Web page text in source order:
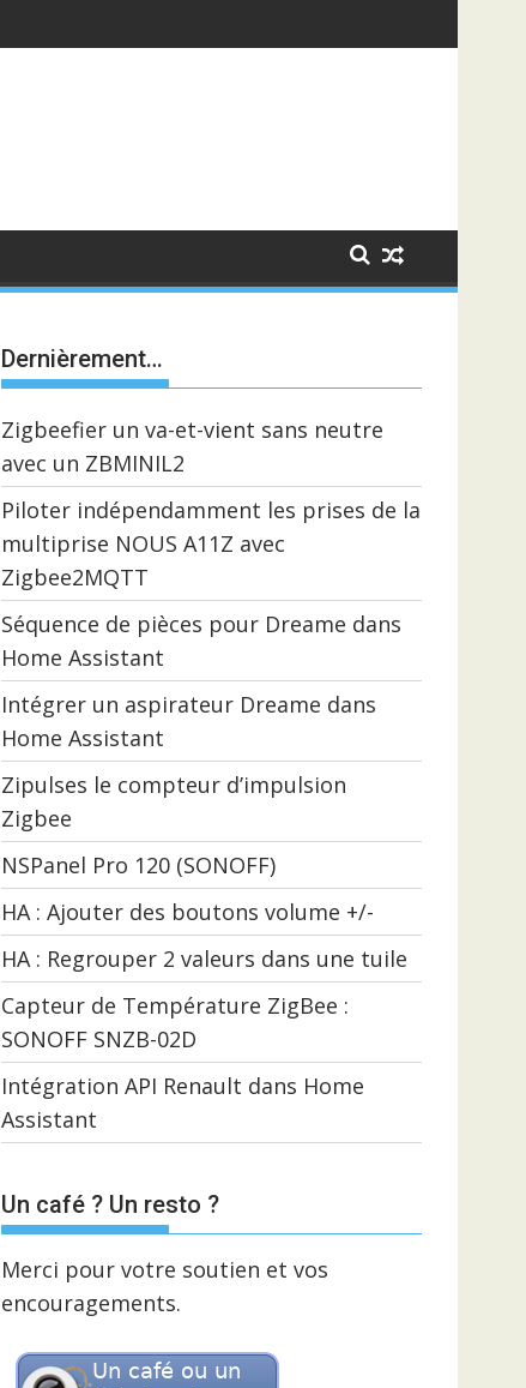
Dernièrement…
Zigbeefier un va-et-vient sans neutre
avec un ZBMINIL2
Piloter indépendamment les prises de la
multiprise NOUS A11Z avec
Zigbee2MQTT
Séquence de pièces pour Dreame dans
Home Assistant
Intégrer un aspirateur Dreame dans
Home Assistant
Zipulses le compteur d’impulsion
Zigbee
NSPanel Pro 120 (SONOFF)
HA : Ajouter des boutons volume +/-
HA : Regrouper 2 valeurs dans une tuile
Capteur de Température ZigBee :
SONOFF SNZB-02D
Intégration API Renault dans Home
Assistant
Un café ? Un resto ?
Merci pour votre soutien et vos
encouragements.